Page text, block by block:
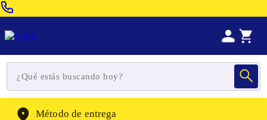
WhatsApp: (302) 262-4104
Método de entrega